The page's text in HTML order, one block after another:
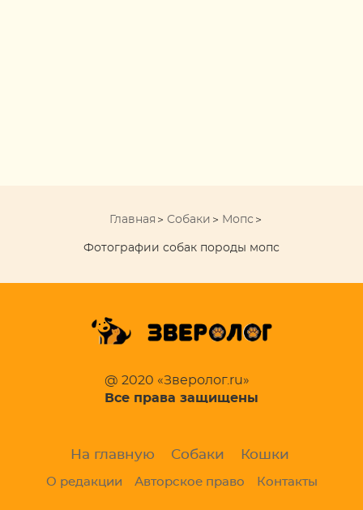
Главная Собаки Мопс
Фотографии собак породы мопс
@ 2020 «Зверолог.ru»
Все права защищены
На главную Собаки Кошки
О редакции Авторское право Контакты